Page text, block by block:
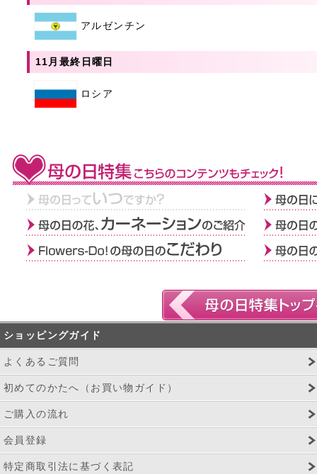
アルゼンチン
11月最終日曜日
ロシア
ショッピングガイド
よくあるご質問
初めてのかたへ（お買い物ガイド）
ご購入の流れ
会員登録
特定商取引法に基づく表記